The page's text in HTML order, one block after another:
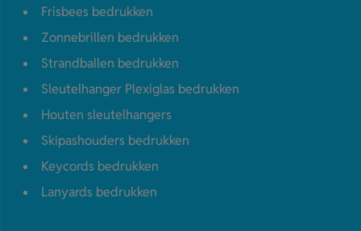
Frisbees bedrukken
Zonnebrillen bedrukken
Strandballen bedrukken
Sleutelhanger Plexiglas bedrukken
Houten sleutelhangers
Skipashouders bedrukken
Keycords bedrukken
Lanyards bedrukken